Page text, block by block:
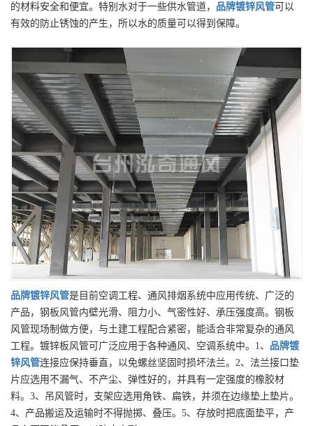
的材料安全和便宜。特别水对于一些供水管道， 品牌镀锌风管可以
有效的防止锈蚀的产生，所以水的质量可以得到保障。
品牌镀锌风管是目前空调工程、通风排烟系统中应用传统、广泛的
产品，钢板风管内壁光滑、阻力小、气密性好、承压强度高。钢板
风管现场制做方便，与土建工程配合紧密，能适合非常复杂的通风
工程。镀锌板风管可广泛应用于各种通风、空调系统中。1、 品牌镀
锌风管连接应保持垂直，以免螺丝坚固时损坏法兰。2、法兰接口垫
片应选用不漏气、不产尘、弹性好的，并具有一定强度的橡胶材
料。3、吊风管时，支架应选用角铁、扁铁，并须在边缘垫上垫片。
4、产品搬运及运输时不得抛掷、叠压。5、存放时把底面垫平，产